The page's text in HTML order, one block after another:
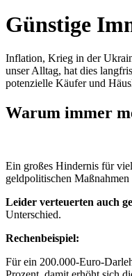
Günstige
Inflation, Krieg in der
unser Alltag, hat dies
potenzielle Käufer und
Warum immer
Ein großes Hindernis für
geldpolitischen Maßnahmen
Leider verteuerten auch
Unterschied.
Rechenbeispiel:
Für ein 200.000-Euro-